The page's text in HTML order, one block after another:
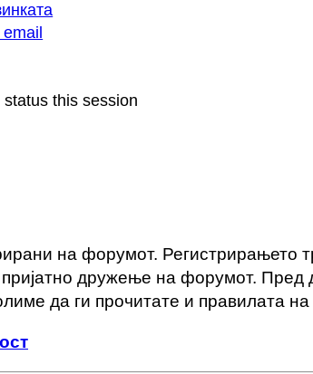
this session
на форумот. Регистрирањето
дружење на форумот. Пред
да ги прочитате и правилата